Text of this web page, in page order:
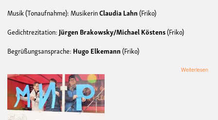
Musik (Tonaufnahme): MusikerinClaudia Lahn(Friko)
Gedichtrezitation: Jürgen Brakowsky/Michael Köstens(Friko)
Begrüßungsansprache: Hugo Elkemann(Friko)
Weiterlesen